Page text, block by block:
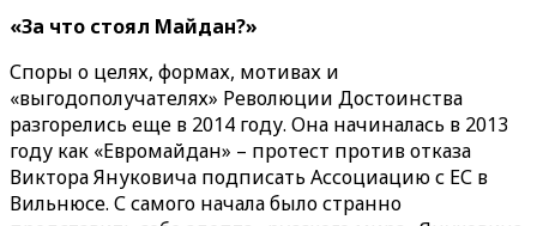
«За что стоял Майдан?»
Споры о целях, формах, мотивах и
«выгодополучателях» Революции Достоинства
разгорелись еще в 2014 году. Она начиналась в 2013
году как «Евромайдан» – протест против отказа
Виктора Януковича подписать Ассоциацию с ЕС в
Вильнюсе. С самого начала было странно